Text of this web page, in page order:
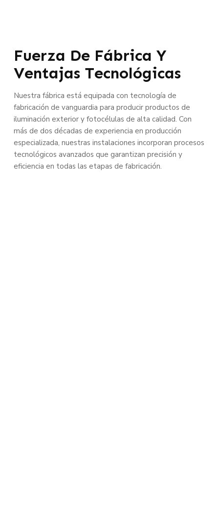
Fuerza De Fábrica Y
Ventajas Tecnológicas
Nuestra fábrica está equipada con tecnología de
fabricación de vanguardia para producir productos de
iluminación exterior y fotocélulas de alta calidad. Con
más de dos décadas de experiencia en producción
especializada, nuestras instalaciones incorporan procesos
tecnológicos avanzados que garantizan precisión y
eficiencia en todas las etapas de fabricación.